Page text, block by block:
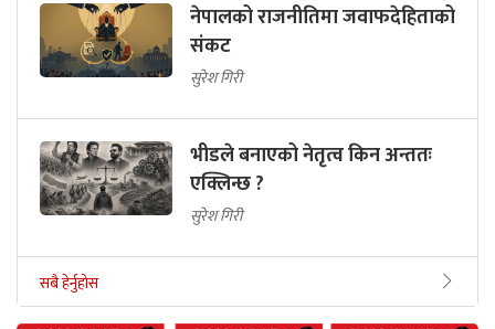
नेपालको राजनीतिमा जवाफदेहिताको
संकट
सुरेश गिरी
भीडले बनाएको नेतृत्व किन अन्ततः
एक्लिन्छ ?
सुरेश गिरी
सबै हेर्नुहोस